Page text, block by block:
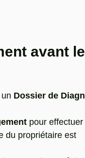
avant le
Dossier de
pour
du propriétaire est